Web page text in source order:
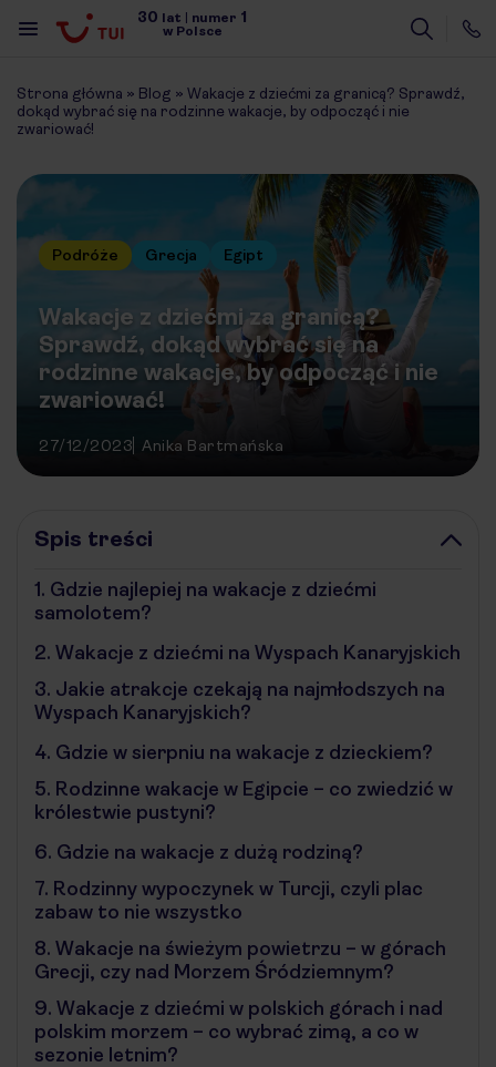
30 lat | numer 1
w Polsce
Strona główna » Blog » Wakacje z dziećmi za granicą? Sprawdź,
dokąd wybrać się na rodzinne wakacje, by odpocząć i nie
zwariować!
Podróże Grecja Egipt
Wakacje z dziećmi za granicą?
Sprawdź, dokąd wybrać się na
rodzinne wakacje, by odpocząć i nie
zwariować!
27/12/2023 Anika Bartmańska
Spis treści
1. Gdzie najlepiej na wakacje z dziećmi
samolotem?
2. Wakacje z dziećmi na Wyspach Kanaryjskich
3. Jakie atrakcje czekają na najmłodszych na
Wyspach Kanaryjskich?
4. Gdzie w sierpniu na wakacje z dzieckiem?
5. Rodzinne wakacje w Egipcie – co zwiedzić w
królestwie pustyni?
6. Gdzie na wakacje z dużą rodziną?
7. Rodzinny wypoczynek w Turcji, czyli plac
zabaw to nie wszystko
8. Wakacje na świeżym powietrzu – w górach
Grecji, czy nad Morzem Śródziemnym?
9. Wakacje z dziećmi w polskich górach i nad
polskim morzem – co wybrać zimą, a co w
sezonie letnim?